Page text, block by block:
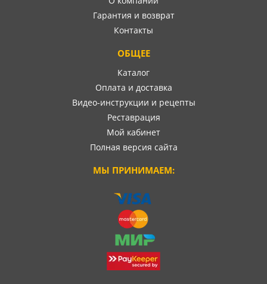
Гарантия и возврат
Контакты
ОБЩЕЕ
Каталог
Оплата и доставка
Видео-инструкции и рецепты
Реставрация
Мой кабинет
Полная версия сайта
МЫ ПРИНИМАЕМ: